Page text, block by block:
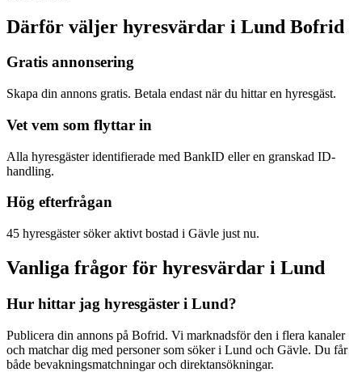
Därför väljer hyresvärdar i Lund Bofrid
Gratis annonsering
Skapa din annons gratis. Betala endast när du hittar en hyresgäst.
Vet vem som flyttar in
Alla hyresgäster identifierade med BankID eller en granskad ID-
handling.
Hög efterfrågan
45 hyresgäster söker aktivt bostad i Gävle just nu.
Vanliga frågor för hyresvärdar i Lund
Hur hittar jag hyresgäster i Lund?
Publicera din annons på Bofrid. Vi marknadsför den i flera kanaler
och matchar dig med personer som söker i Lund och Gävle. Du får
både bevakningsmatchningar och direktansökningar.